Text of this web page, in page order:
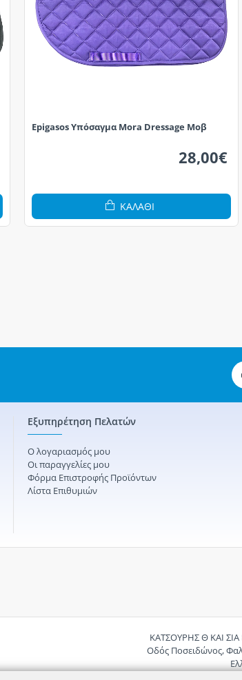
Epigasos Υπόσαγμα Mora Dressage Μοβ
28,00€
ΚΑΛΆΘΙ
Εξυπηρέτηση Πελατών
Ο λογαριασμός μου
Οι παραγγελίες μου
Φόρμα Επιστροφής Προϊόντων
Λίστα Επιθυμιών
ΚΑΤΣΟΥΡΗΣ Θ ΚΑΙ
Οδός Ποσειδώνος,